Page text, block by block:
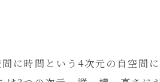
に時間という4次元の自空間